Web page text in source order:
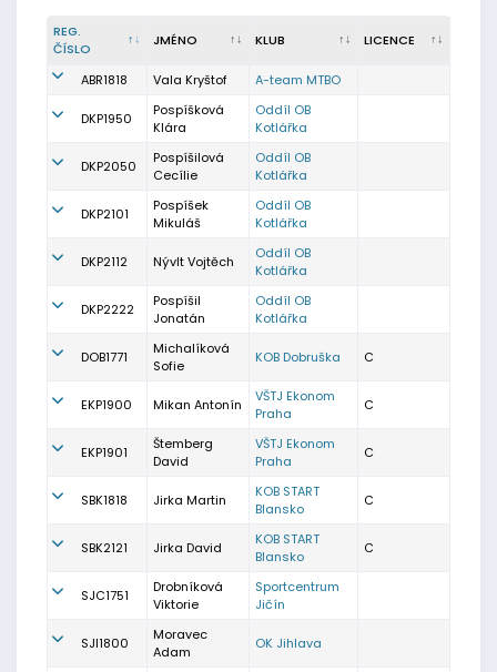
REG.
ČÍSLO
JMÉNO KLUB LICENCE
ABR1818 Vala Kryštof A-team MTBO
DKP1950
Pospíšková
Klára
Oddíl OB
Kotlářka
DKP2050
Pospíšilová
Cecílie
Oddíl OB
Kotlářka
DKP2101
Pospíšek
Mikuláš
Oddíl OB
Kotlářka
DKP2112 Nývlt Vojtěch
Oddíl OB
Kotlářka
DKP2222
Pospíšil
Jonatán
Oddíl OB
Kotlářka
DOB1771
Michalíková
Sofie
KOB Dobruška C
EKP1900 Mikan Antonín
VŠTJ Ekonom
Praha
C
EKP1901
Štemberg
David
VŠTJ Ekonom
Praha
C
SBK1818 Jirka Martin
KOB START
Blansko
C
SBK2121 Jirka David
KOB START
Blansko
C
SJC1751
Drobníková
Viktorie
Sportcentrum
Jičín
SJI1800
Moravec
Adam
OK Jihlava